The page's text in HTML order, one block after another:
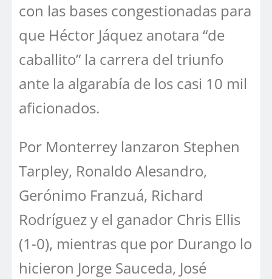
con las bases congestionadas para
que Héctor Jáquez anotara “de
caballito” la carrera del triunfo
ante la algarabía de los casi 10 mil
aficionados.
Por Monterrey lanzaron Stephen
Tarpley, Ronaldo Alesandro,
Gerónimo Franzuá, Richard
Rodríguez y el ganador Chris Ellis
(1-0), mientras que por Durango lo
hicieron Jorge Sauceda, José